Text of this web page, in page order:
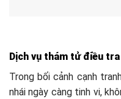
Dịch vụ thám tử điều
Trong bối cảnh cạnh
nhái ngày càng tinh vi,